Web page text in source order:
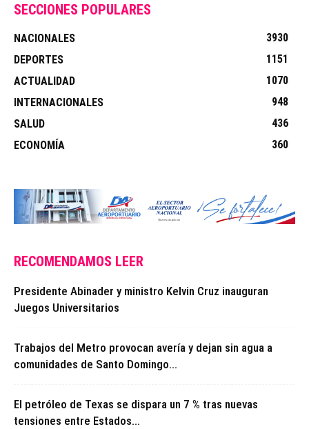
SECCIONES POPULARES
NACIONALES
3930
DEPORTES
1151
ACTUALIDAD
1070
INTERNACIONALES
948
SALUD
436
ECONOMÍA
360
RECOMENDAMOS LEER
Presidente Abinader y ministro Kelvin Cruz inauguran
Juegos Universitarios
Trabajos del Metro provocan avería y dejan sin agua a
comunidades de Santo Domingo...
El petróleo de Texas se dispara un 7 % tras nuevas
tensiones entre Estados...